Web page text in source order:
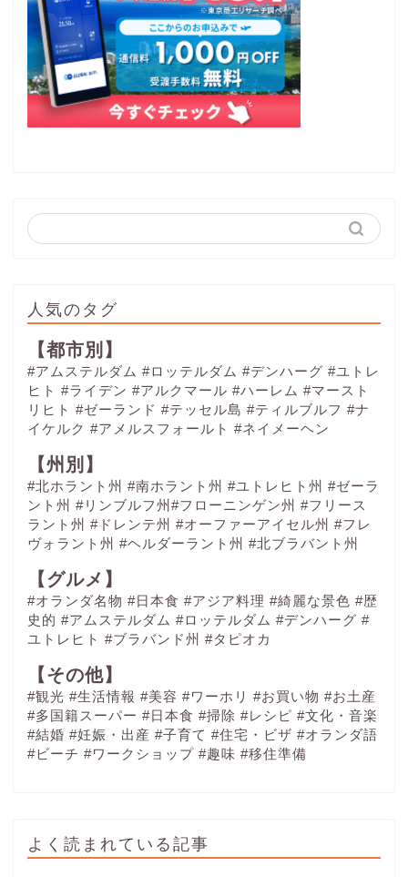
人気のタグ
【都市別】
#アムステルダム #ロッテルダム #デンハーグ #ユトレ
ヒト #ライデン #アルクマール #ハーレム #マースト
リヒト #ゼーランド #テッセル島 #ティルブルフ #ナ
イケルク #アメルスフォールト #ネイメーヘン
【州別】
#北ホラント州 #南ホラント州 #ユトレヒト州 #ゼーラ
ント州 #リンブルフ州#フローニンゲン州 #フリース
ラント州 #ドレンテ州 #オーファーアイセル州 #フレ
ヴォラント州 #ヘルダーラント州 #北ブラバント州
【グルメ】
#オランダ名物 #日本食 #アジア料理 #綺麗な景色 #歴
史的 #アムステルダム #ロッテルダム #デンハーグ #
ユトレヒト #ブラバンド州 #タピオカ
【その他】
#観光 #生活情報 #美容 #ワーホリ #お買い物 #お土産
#多国籍スーパー #日本食 #掃除 #レシピ #文化・音楽
#結婚 #妊娠・出産 #子育て #住宅・ビザ #オランダ語
#ビーチ #ワークショップ #趣味 #移住準備
よく読まれている記事